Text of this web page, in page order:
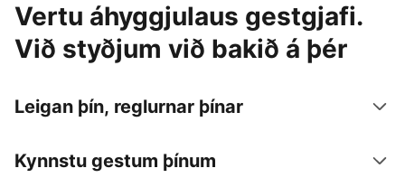
Vertu áhyggjulaus gestgjafi.
Við styðjum við bakið á þér
Leigan þín, reglurnar þínar
Kynnstu gestum þínum